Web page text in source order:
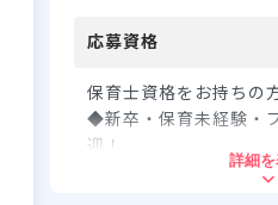
さら
登録・相
応募資格
保育士資格をお持ちの
◆新卒・保育未経験・
迎！
詳細